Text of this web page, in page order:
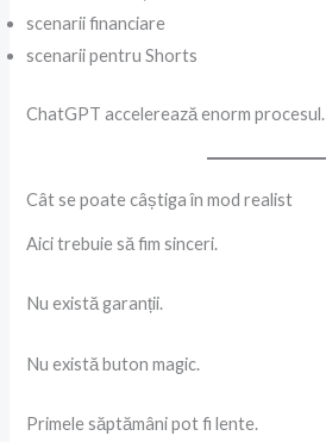
scenarii financiare
scenarii pentru Shorts
ChatGPT accelerează enorm procesul.
Cât se poate câștiga în mod realist
Aici trebuie să fim sinceri.
Nu există garanții.
Nu există buton magic.
Primele săptămâni pot fi lente.